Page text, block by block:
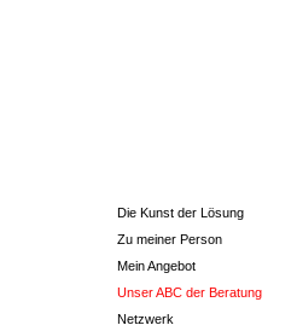
Die Kunst der Lösung
Zu meiner Person
Mein Angebot
Unser ABC der Beratung
Netzwerk